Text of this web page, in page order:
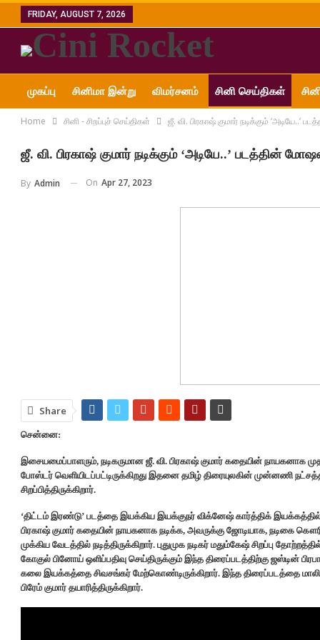
FRIDAY, AUGUST 7, 2026
முகப்பு சினிமா இன்று விமர்சனம் சினி செய்திகள்
அன்னை ஜானகி எம்.ஜி.ஆர்
Home சினி - சிறப்புச் செய்திகள் ஜீ. வி. பிரகாஷ் குமார் நடிக்கும்
ஜீ. வி. பிரகாஷ் குமார் நடிக்கும் ‘அடியே..’ படத்தின்
By Admin On Apr 27, 2023
Share
சென்னை:
இசையமைப்பாளரும், நடிகருமான ஜீ. வி. பிரகாஷ் குமார் கதையின் நாயகனாக
போஸ்டர் வெளியிடப்பட்டிருக்கிறது இதனை தமிழ் திரையுலகின் முன்னணி
சிறப்பித்திருக்கிறார்.
‘திட்டம் இரண்டு’ படத்தை இயக்கிய இயக்குநர் விக்னேஷ் கார்த்திக் இயக்கத்தில்
பிரகாஷ் குமார் கதையின் நாயகனாக நடிக்க, அவருக்கு ஜோடியாக, நடிகை
முக்கிய வேடத்தில் நடித்திருக்கிறார். புதுமுக நடிகர் மதும்கேஷ் சிறப்பு
கோகுல் பினோய் ஒளிப்பதிவு செய்திருக்கும் இந்த திரைப்படத்திற்கு ஜஸ்டின்
கலை இயக்கத்தை சிவசங்கர் மேற்கொண்டிருக்கிறார். இந்த திரைப்படத்தை மாலி
பிரேம் குமார் தயாரித்திருக்கிறார்.